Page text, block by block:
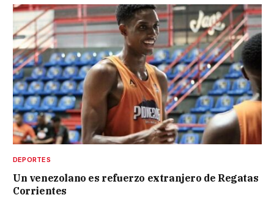
DEPORTES
Un venezolano es refuerzo extranjero de Regatas
Corrientes